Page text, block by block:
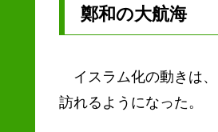
鄭和の大航海
イスラム化の動きは、
訪れるようになった。